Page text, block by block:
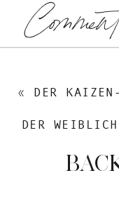
« DER KAIZEN-